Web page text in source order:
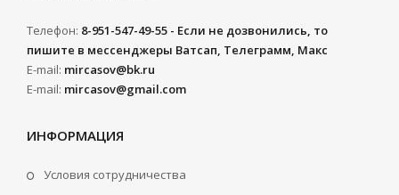
Телефон: 8-951-547-49-55 - Если не дозвонились, то
пишите в мессенджеры Ватсап, Телеграмм, Макс
E-mail: mircasov@bk.ru
E-mail: mircasov@gmail.com
ИНФОРМАЦИЯ
Условия сотрудничества